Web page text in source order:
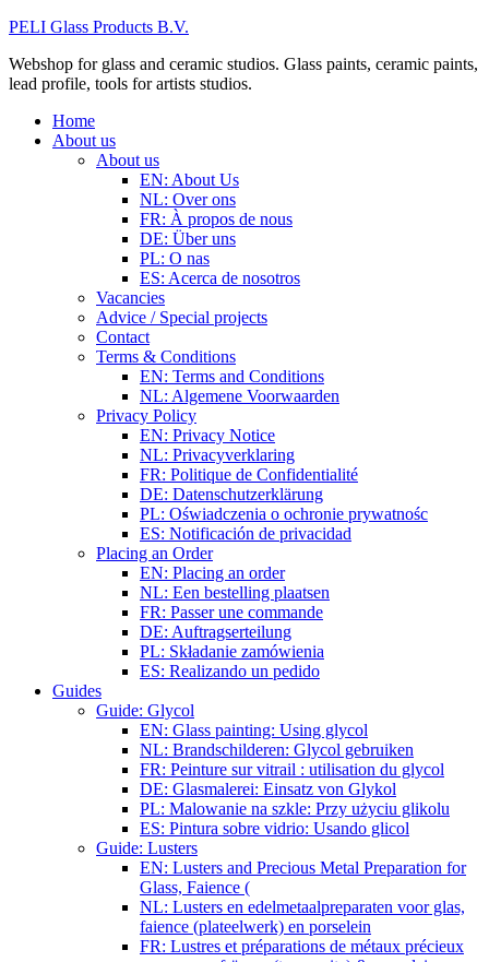
PELI Glass Products B.V.
Webshop for glass and ceramic studios. Glass paints, ceramic paints,
lead profile, tools for artists studios.
Home
About us
About us
EN: About Us
NL: Over ons
FR: À propos de nous
DE: Über uns
PL: O nas
ES: Acerca de nosotros
Vacancies
Advice / Special projects
Contact
Terms & Conditions
EN: Terms and Conditions
NL: Algemene Voorwaarden
Privacy Policy
EN: Privacy Notice
NL: Privacyverklaring
FR: Politique de Confidentialité
DE: Datenschutzerklärung
PL: Oświadczenia o ochronie prywatnośc
ES: Notificación de privacidad
Placing an Order
EN: Placing an order
NL: Een bestelling plaatsen
FR: Passer une commande
DE: Auftragserteilung
PL: Składanie zamówienia
ES: Realizando un pedido
Guides
Guide: Glycol
EN: Glass painting: Using glycol
NL: Brandschilderen: Glycol gebruiken
FR: Peinture sur vitrail : utilisation du glycol
DE: Glasmalerei: Einsatz von Glykol
PL: Malowanie na szkle: Przy użyciu glikolu
ES: Pintura sobre vidrio: Usando glicol
Guide: Lusters
EN: Lusters and Precious Metal Preparation for
Glass, Faience (
NL: Lusters en edelmetaalpreparaten voor glas,
faience (plateelwerk) en porselein
FR: Lustres et préparations de métaux précieux